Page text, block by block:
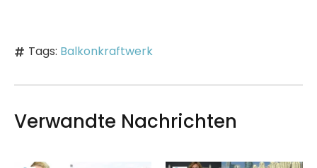
Tags: Balkonkraftwerk
Verwandte Nachrichten